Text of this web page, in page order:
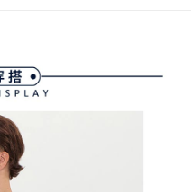
疑問，請聯繫「AFTEE先享後付
support/home
AFTEE先享後付」服務完成之交
，並將交易相關給付款項請求債
址：